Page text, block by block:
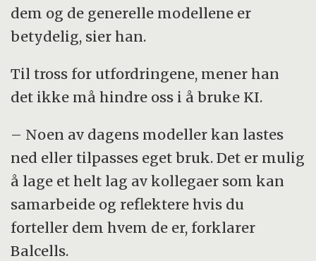
dem og de generelle modellene er
betydelig, sier han.
Til tross for utfordringene, mener han
det ikke må hindre oss i å bruke KI.
– Noen av dagens modeller kan lastes
ned eller tilpasses eget bruk. Det er mulig
å lage et helt lag av kollegaer som kan
samarbeide og reflektere hvis du
forteller dem hvem de er, forklarer
Balcells.